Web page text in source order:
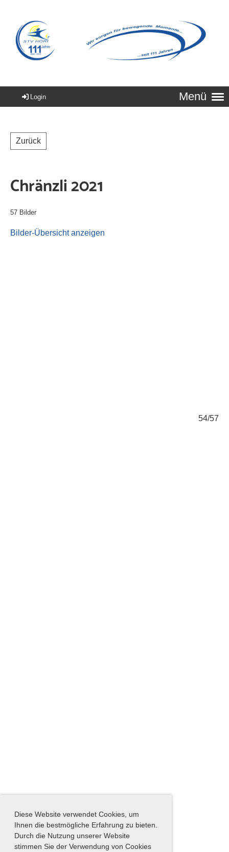
Diese Website verwendet Cookies, um
Ihnen die bestmögliche Erfahrung zu bieten.
Durch die Nutzung unserer Website
stimmen Sie der Verwendung von Cookies
Menü
Login
Zurück
Chränzli 2021
57 Bilder
Bilder-Übersicht anzeigen
54/57